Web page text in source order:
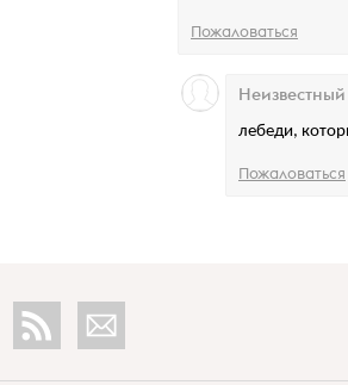
Пожаловаться
лебеди,
Неизвестный
Пожаловаться